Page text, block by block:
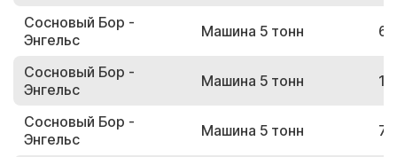
Сосновый Бор -
Энгельс
Машина 5 тонн
Сосновый Бор -
Энгельс
Машина 5 тонн
Сосновый Бор -
Энгельс
Машина 5 тонн